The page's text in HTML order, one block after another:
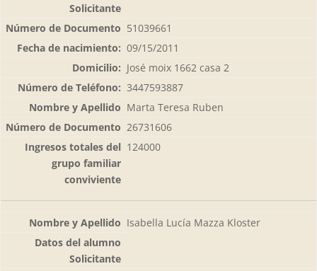
51039661
09/15/2011
José moix 1662 casa 2
3447593887
Marta Teresa Ruben
26731606
124000
Isabella Lucía Mazza Kloster